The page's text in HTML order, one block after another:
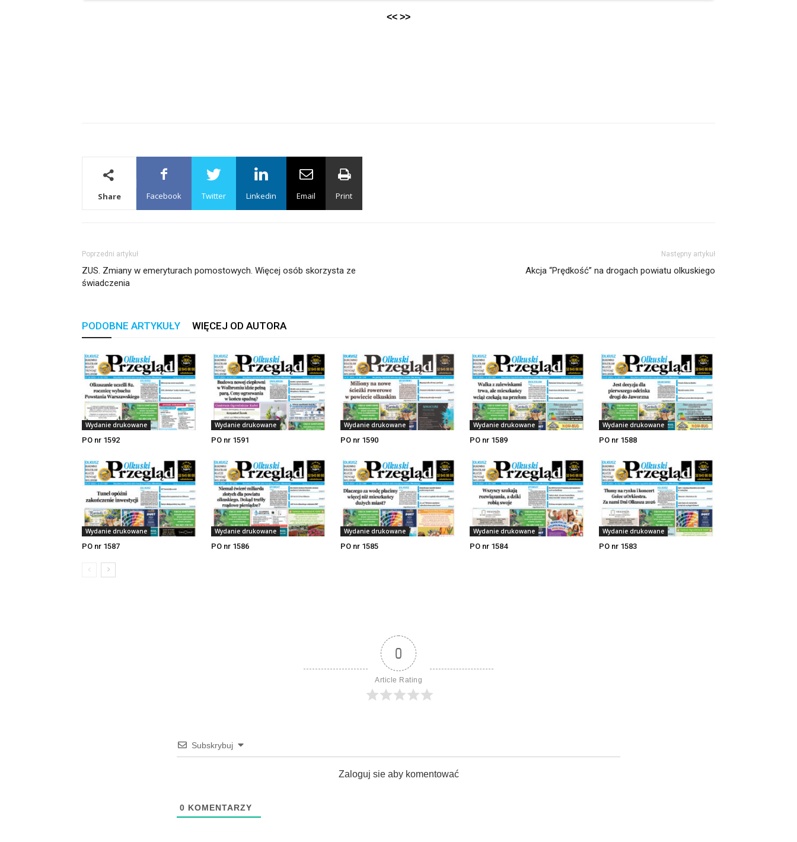
Share Facebook Twitter Linkedin Email Print
Poprzedni artykuł
ZUS. Zmiany w emeryturach pomostowych. Więcej osób skorzysta ze
świadczenia
Następny artykuł
Akcja “Prędkość” na drogach powiatu olkuskiego
PODOBNE ARTYKUŁY WIĘCEJ OD AUTORA
Wydanie drukowane
PO nr 1592
Wydanie drukowane
PO nr 1591
Wydanie drukowane
PO nr 1590
Wydanie drukowane
PO nr 1589
Wydanie drukowane
PO nr 1588
Wydanie drukowane
PO nr 1587
Wydanie drukowane
PO nr 1586
Wydanie drukowane
PO nr 1585
Wydanie drukowane
PO nr 1584
Wydanie drukowane
PO nr 1583
0
Article Rating
Subskrybuj
Zaloguj sie aby komentować
0 KOMENTARZY